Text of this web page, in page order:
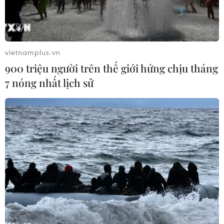
Ảnh minh họa. (Nguồn: Reuters)
Ngày 14/4, Bộ Tư pháp Mỹ thông báo nước này
đã trả lại cho Chính phủ Malaysia số tiền 300
triệu USD bị thất thoát từ Quỹ đầu tư nhà nước
Malaysia (1MDB) và đã được “rửa” thông qua hệ
vietnamplus.vn
900 triệu người trên thế giới hứng chịu tháng
7 nóng nhất lịch sử